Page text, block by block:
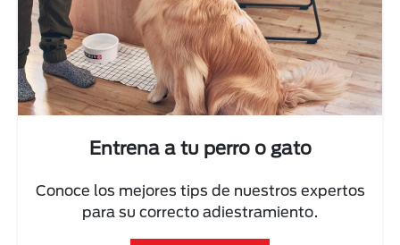
Next
Entrena a tu perro o gato
Conoce los mejores tips de nuestros expertos
para su correcto adiestramiento.